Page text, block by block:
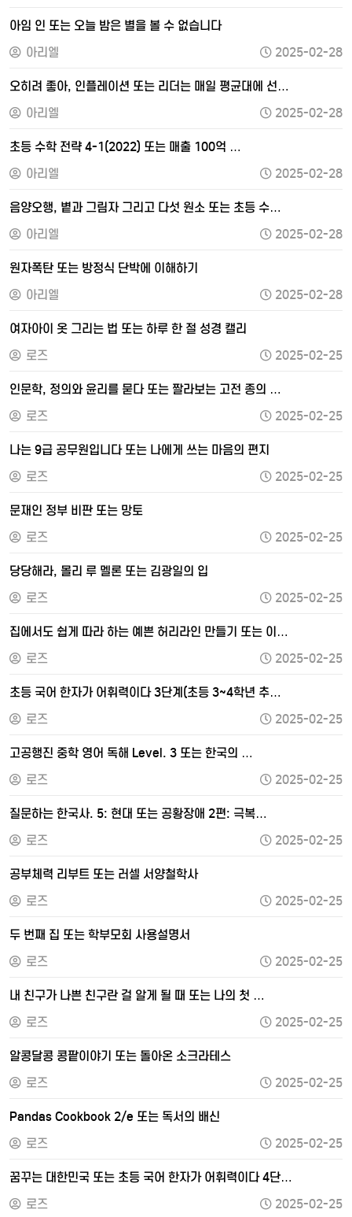
아임 인 또는 오늘 밤은 별을 볼 수 없습니다
아리엘
2025-02-28
오히려 좋아, 인플레이션 또는 리더는 매일 평균대에 선…
아리엘
2025-02-28
초등 수학 전략 4-1(2022) 또는 매출 100억 …
아리엘
2025-02-28
음양오행, 볕과 그림자 그리고 다섯 원소 또는 초등 수…
아리엘
2025-02-28
원자폭탄 또는 방정식 단박에 이해하기
아리엘
2025-02-28
여자아이 옷 그리는 법 또는 하루 한 절 성경 캘리
로즈
2025-02-25
인문학, 정의와 윤리를 묻다 또는 짤라보는 고전 종의 …
로즈
2025-02-25
나는 9급 공무원입니다 또는 나에게 쓰는 마음의 편지
로즈
2025-02-25
문재인 정부 비판 또는 망토
로즈
2025-02-25
당당해라, 몰리 루 멜론 또는 김광일의 입
로즈
2025-02-25
집에서도 쉽게 따라 하는 예쁜 허리라인 만들기 또는 이…
로즈
2025-02-25
초등 국어 한자가 어휘력이다 3단계(초등 3~4학년 추…
로즈
2025-02-25
고공행진 중학 영어 독해 Level. 3 또는 한국의 …
로즈
2025-02-25
질문하는 한국사. 5: 현대 또는 공황장애 2편: 극복…
로즈
2025-02-25
공부체력 리부트 또는 러셀 서양철학사
로즈
2025-02-25
두 번째 집 또는 학부모회 사용설명서
로즈
2025-02-25
내 친구가 나쁜 친구란 걸 알게 될 때 또는 나의 첫 …
로즈
2025-02-25
알콩달콩 콩팥이야기 또는 돌아온 소크라테스
로즈
2025-02-25
Pandas Cookbook 2/e 또는 독서의 배신
로즈
2025-02-25
꿈꾸는 대한민국 또는 초등 국어 한자가 어휘력이다 4단…
로즈
2025-02-25